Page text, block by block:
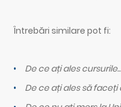
Întrebări similare pot fi:
De ce ați ales
De ce ați ales să